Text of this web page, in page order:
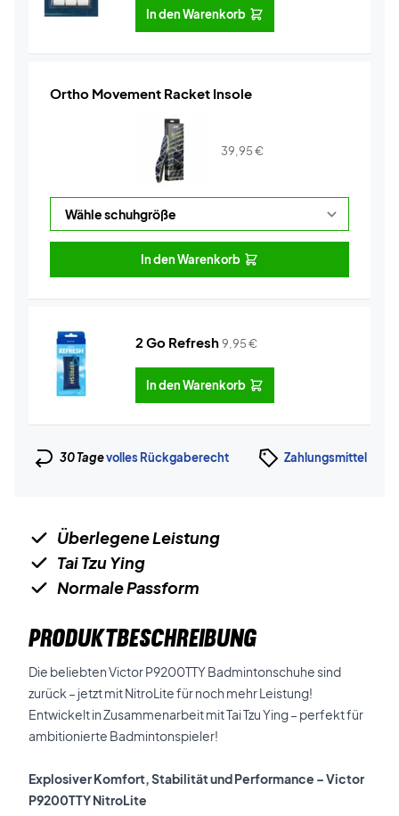
In den Warenkorb
Ortho Movement Racket Insole
39,95€
In den Warenkorb
2 Go Refresh9,95€
In den Warenkorb
30 Tagevolles Rückgaberecht Zahlungsmittel
Überlegene Leistung
Tai Tzu Ying
Normale Passform
PRODUKTBESCHREIBUNG
Die beliebten Victor P9200TTY Badmintonschuhe sind
zurück – jetzt mit NitroLite für noch mehr Leistung!
Entwickelt in Zusammenarbeit mit Tai Tzu Ying – perfekt für
ambitionierte Badmintonspieler!
Explosiver Komfort, Stabilität und Performance – Victor
P9200TTY NitroLite